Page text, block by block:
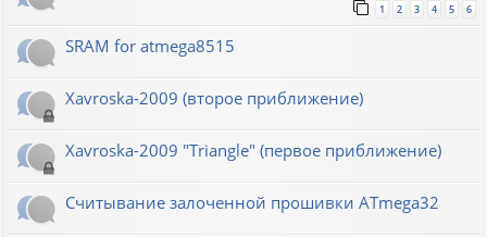
1 2 3 4 5 6
SRAM for atmega8515
Xavroska-2009 (второе приближение)
Xavroska-2009 "Triangle" (первое приближение)
Считывание залоченной прошивки ATmega32